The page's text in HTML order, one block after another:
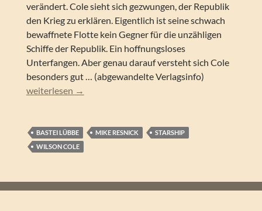
verändert. Cole sieht sich gezwungen, der Republik
den Krieg zu erklären. Eigentlich ist seine schwach
bewaffnete Flotte kein Gegner für die unzähligen
Schiffe der Republik. Ein hoffnungsloses
Unterfangen. Aber genau darauf versteht sich Cole
besonders gut … (abgewandelte Verlagsinfo)
Mike Resnick – Wilson Cole 4: Die Rebellen (Starship 04)
weiterlesen →
BASTEI LÜBBE MIKE RESNICK
STARSHIP
WILSON COLE